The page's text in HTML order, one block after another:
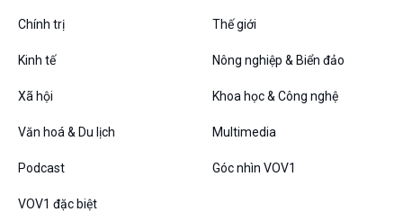
Podcast
Góc nhìn VOV1
Bình luận
Câu chuyện thời sự
Đối thoại
Diễn đàn chủ nhật
Chính trị Thế giới
Kinh tế Nông nghiệp & Biển đảo
Xã hội Khoa học & Công nghệ
Văn hoá & Du lịch Multimedia
Podcast Góc nhìn VOV1
VOV1 đặc biệt